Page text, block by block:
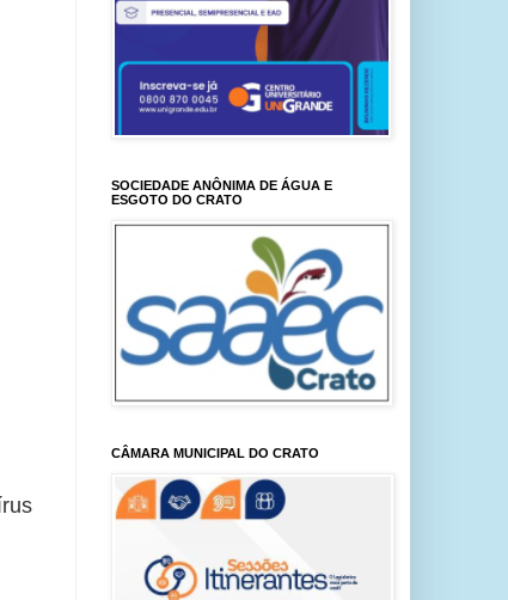
SOCIEDADE ANÔNIMA DE ÁGUA E
ESGOTO DO CRATO
CÂMARA MUNICIPAL DO CRATO